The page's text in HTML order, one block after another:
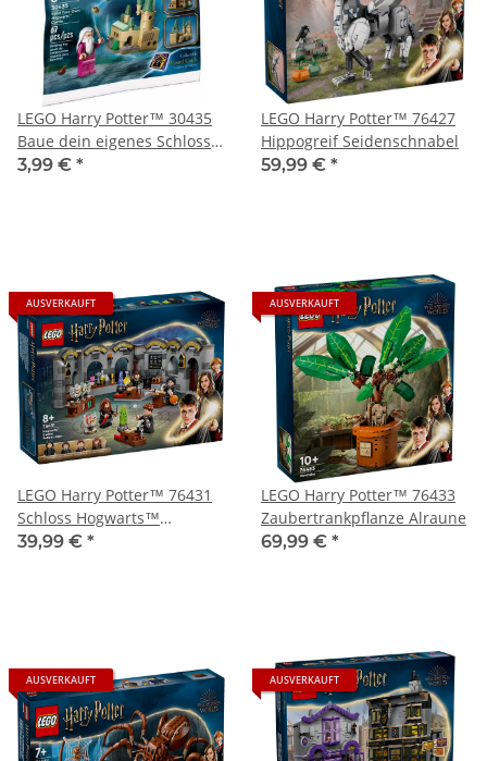
LEGO Harry Potter™ 30435
Baue dein eigenes Schloss
Hogwarts Polybag
3,99 € *
LEGO Harry Potter™ 76427
Hippogreif Seidenschnabel
59,99 € *
AUSVERKAUFT
LEGO Harry Potter™ 76431
Schloss Hogwarts™
Zaubertrank-Unterricht
39,99 € *
AUSVERKAUFT
LEGO Harry Potter™ 76433
Zaubertrankpflanze Alraune
69,99 € *
AUSVERKAUFT AUSVERKAUFT